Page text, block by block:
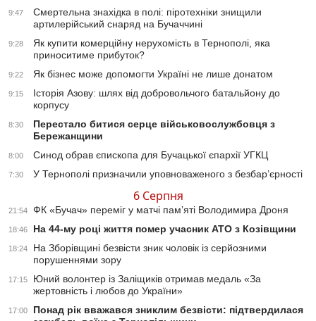
9:47
Смертельна знахідка в полі: піротехніки знищили
артилерійський снаряд на Бучаччині
9:28
Як купити комерційну нерухомість в Тернополі, яка
приноситиме прибуток?
9:22 Як бізнес може допомогти Україні не лише донатом
9:15
Історія Азову: шлях від добровольчого батальйону до
корпусу
8:30
Перестало битися серце військовослужбовця з
Бережанщини
8:00 Синод обрав єпископа для Бучацької єпархії УГКЦ
7:30 У Тернополі призначили уповноваженого з безбар’єрності
6 Серпня
21:54 ФК «Бучач» переміг у матчі пам’яті Володимира Дроня
18:46 На 44-му році життя помер учасник АТО з Козівщини
18:24
На Зборівщині безвісти зник чоловік із серйозними
порушеннями зору
17:15
Юний волонтер із Заліщиків отримав медаль «За
жертовність і любов до України»
17:00
Понад рік вважався зниклим безвісти: підтвердилася